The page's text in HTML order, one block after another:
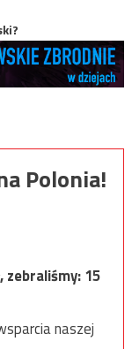
Polonia!
zebraliśmy:15
naszej